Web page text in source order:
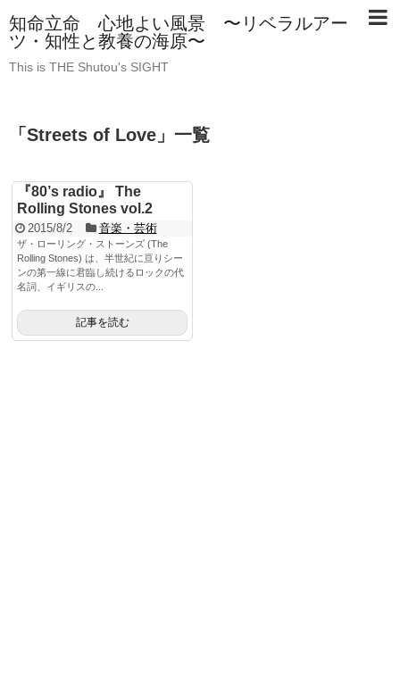
知命立命 心地よい風景 〜リベラルアー
ツ・知性と教養の海原〜
This is THE Shutou's SIGHT
「 Streets of Love 」 一覧
『80’s radio』 The
Rolling Stones vol.2
2015/8/2 音楽・芸術
ザ・ローリング・ストーンズ (The
Rolling Stones) は、半世紀に亘りシー
ンの第一線に君臨し続けるロックの代
名詞、イギリスの...
記事を読む